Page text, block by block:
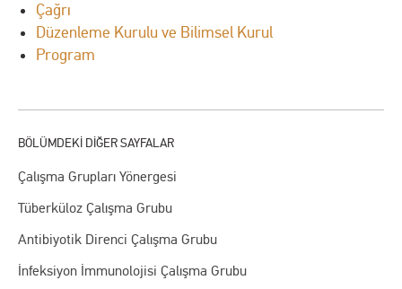
Çalışma Grupları Yönergesi
Tüberküloz Çalışma Grubu
Antibiyotik Direnci Çalışma Grubu
İnfeksiyon İmmunolojisi Çalışma Grubu
Çağrı
Düzenleme Kurulu ve Bilimsel Kurul
Program